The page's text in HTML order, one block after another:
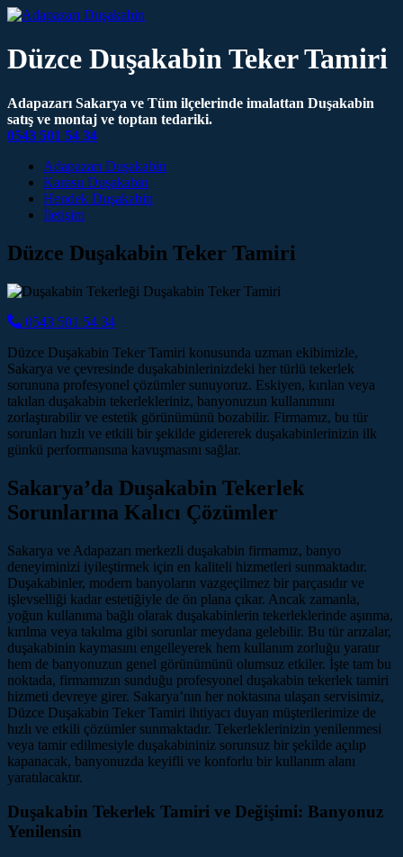
Düzce Duşakabin Teker Tamiri
Adapazarı Sakarya ve Tüm ilçelerinde imalattan Duşakabin
satış ve montaj ve toptan tedariki.
0543 501 54 34
Main Navigation
Adapazarı Duşakabin
Karasu Duşakabin
Hendek Duşakabin
İletişim
Düzce Duşakabin Teker Tamiri
0543 501 54 34
Düzce Duşakabin Teker Tamiri konusunda uzman ekibimizle,
Sakarya ve çevresinde duşakabinlerinizdeki her türlü tekerlek
sorununa profesyonel çözümler sunuyoruz. Eskiyen, kırılan veya
takılan duşakabin tekerlekleriniz, banyonuzun kullanımını
zorlaştırabilir ve estetik görünümünü bozabilir. Firmamız, bu tür
sorunları hızlı ve etkili bir şekilde gidererek duşakabinlerinizin ilk
günkü performansına kavuşmasını sağlar.
Sakarya’da Duşakabin Tekerlek
Sorunlarına Kalıcı Çözümler
Sakarya ve Adapazarı merkezli duşakabin firmamız, banyo
deneyiminizi iyileştirmek için en kaliteli hizmetleri sunmaktadır.
Duşakabinler, modern banyoların vazgeçilmez bir parçasıdır ve
işlevselliği kadar estetiğiyle de ön plana çıkar. Ancak zamanla,
yoğun kullanıma bağlı olarak duşakabinlerin tekerleklerinde aşınma,
kırılma veya takılma gibi sorunlar meydana gelebilir. Bu tür arızalar,
duşakabinin kaymasını engelleyerek hem kullanım zorluğu yaratır
hem de banyonuzun genel görünümünü olumsuz etkiler. İşte tam bu
noktada, firmamızın sunduğu profesyonel duşakabin tekerlek tamiri
hizmeti devreye girer. Sakarya’nın her noktasına ulaşan servisimiz,
Düzce Duşakabin Teker Tamiri ihtiyacı duyan müşterilerimize de
hızlı ve etkili çözümler sunmaktadır. Tekerleklerinizin yenilenmesi
veya tamir edilmesiyle duşakabininiz sorunsuz bir şekilde açılıp
kapanacak, banyonuzda keyifli ve konforlu bir kullanım alanı
yaratılacaktır.
Duşakabin Tekerlek Tamiri ve Değişimi: Banyonuz
Yenilensin